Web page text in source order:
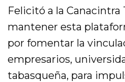
Felicitó a la Canacintra
mantener esta
por fomentar la
empresarios,
tabasqueña, para